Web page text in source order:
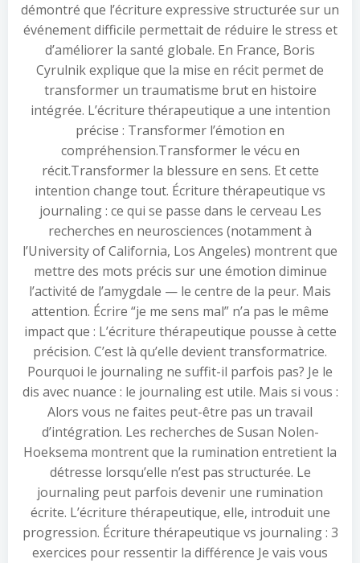
démontré que l’écriture expressive structurée sur un
événement difficile permettait de réduire le stress et
d’améliorer la santé globale. En France, Boris
Cyrulnik explique que la mise en récit permet de
transformer un traumatisme brut en histoire
intégrée. L’écriture thérapeutique a une intention
précise : Transformer l’émotion en
compréhension.Transformer le vécu en
récit.Transformer la blessure en sens. Et cette
intention change tout. Écriture thérapeutique vs
journaling : ce qui se passe dans le cerveau Les
recherches en neurosciences (notamment à
l’University of California, Los Angeles) montrent que
mettre des mots précis sur une émotion diminue
l’activité de l’amygdale — le centre de la peur. Mais
attention. Écrire “je me sens mal” n’a pas le même
impact que : L’écriture thérapeutique pousse à cette
précision. C’est là qu’elle devient transformatrice.
Pourquoi le journaling ne suffit-il parfois pas? Je le
dis avec nuance : le journaling est utile. Mais si vous :
Alors vous ne faites peut-être pas un travail
d’intégration. Les recherches de Susan Nolen-
Hoeksema montrent que la rumination entretient la
détresse lorsqu’elle n’est pas structurée. Le
journaling peut parfois devenir une rumination
écrite. L’écriture thérapeutique, elle, introduit une
progression. Écriture thérapeutique vs journaling : 3
exercices pour ressentir la différence Je vais vous